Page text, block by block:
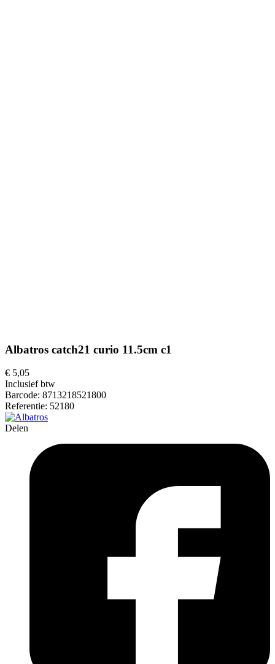
Albatros catch21 curio 11.5cm c1
€ 5,05
Inclusief btw
Barcode: 8713218521800
Referentie: 52180
Delen